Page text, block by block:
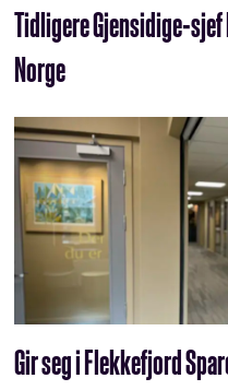
Tidligere Gjensidige-
Norge
Gir seg i Flekkefjord